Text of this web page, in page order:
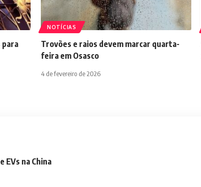
para
NOTÍCIAS
Trovões e raios devem marcar quarta-
feira em Osasco
4 de fevereiro de 2026
EVs na China